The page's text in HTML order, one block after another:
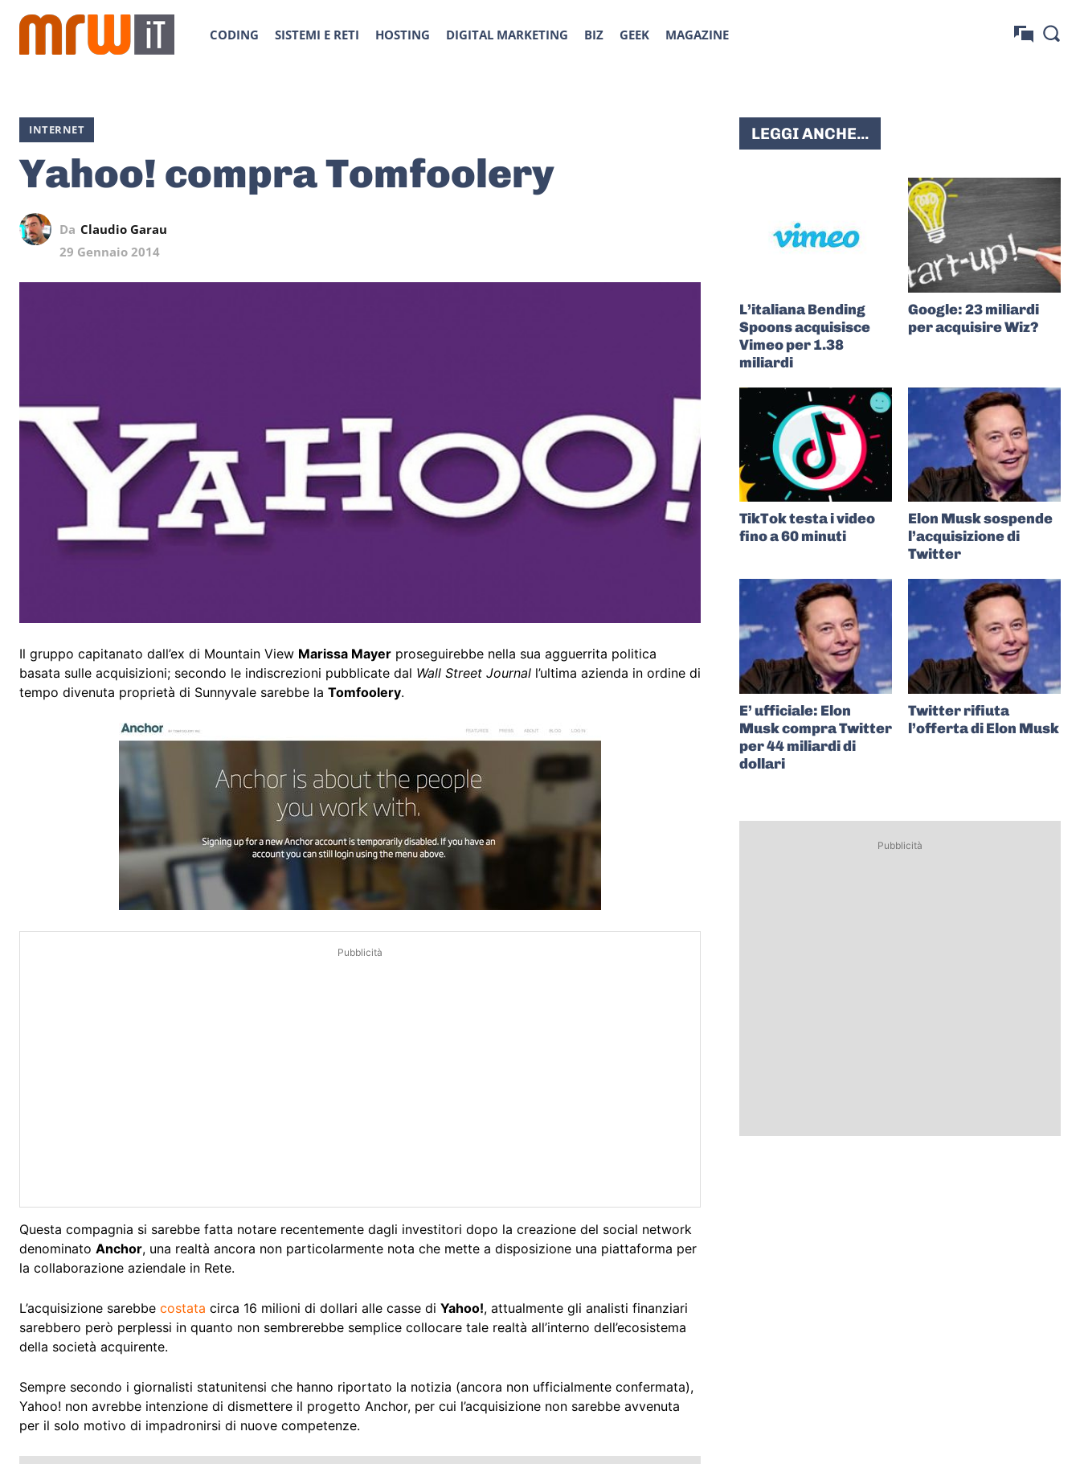
CODING SISTEMI E RETI HOSTING DIGITAL MARKETING BIZ GEEK MAGAZINE
INTERNET
Yahoo! compra Tomfoolery
Da Claudio Garau
29 Gennaio 2014
Il gruppo capitanato dall’ex di Mountain View Marissa Mayer proseguirebbe nella sua agguerrita politica
basata sulle acquisizioni; secondo le indiscrezioni pubblicate dal Wall Street Journal l’ultima azienda in ordine di
tempo divenuta proprietà di Sunnyvale sarebbe la Tomfoolery.
Pubblicità
Questa compagnia si sarebbe fatta notare recentemente dagli investitori dopo la creazione del social network
denominato Anchor, una realtà ancora non particolarmente nota che mette a disposizione una piattaforma per
la collaborazione aziendale in Rete.
L’acquisizione sarebbe costata circa 16 milioni di dollari alle casse di Yahoo!, attualmente gli analisti finanziari
sarebbero però perplessi in quanto non sembrerebbe semplice collocare tale realtà all’interno dell’ecosistema
della società acquirente.
Sempre secondo i giornalisti statunitensi che hanno riportato la notizia (ancora non ufficialmente confermata),
Yahoo! non avrebbe intenzione di dismettere il progetto Anchor, per cui l’acquisizione non sarebbe avvenuta
per il solo motivo di impadronirsi di nuove competenze.
LEGGI ANCHE...
L’italiana Bending
Spoons acquisisce
Vimeo per 1.38
miliardi
Google: 23 miliardi
per acquisire Wiz?
TikTok testa i video
fino a 60 minuti
Elon Musk sospende
l’acquisizione di
Twitter
E’ ufficiale: Elon
Musk compra Twitter
per 44 miliardi di
dollari
Twitter rifiuta
l’offerta di Elon Musk
Pubblicità